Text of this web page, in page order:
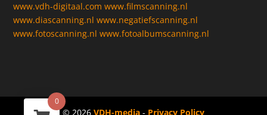
www.vdh-digitaal.com www.filmscanning.nl
www.diascanning.nl www.negatiefscanning.nl
www.fotoscanning.nl www.fotoalbumscanning.nl
© 2026 VDH-media - Privacy Policy
0